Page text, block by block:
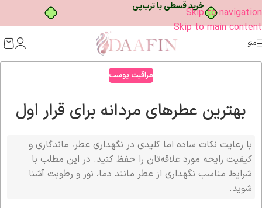
خرید قسطی با ترب‌پیSkip to navigation
Skip to main content
منو
مراقبت پوست
بهترین عطرهای مردانه برای قرار اول
با رعایت نکات ساده اما کلیدی در نگهداری عطر، ماندگاری و
کیفیت رایحه‌ مورد علاقه‌تان را حفظ کنید. در این مطلب با
شرایط مناسب نگهداری از عطر مانند دما، نور و رطوبت آشنا
شوید.